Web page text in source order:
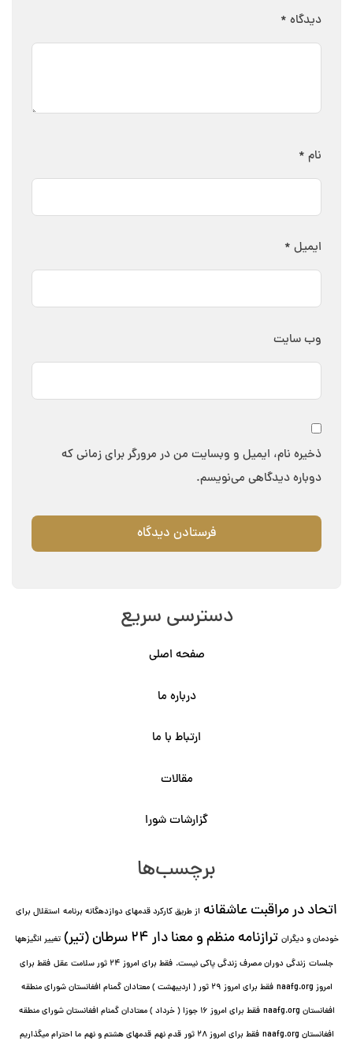
دیدگاه *
نام *
ایمیل *
وب‌ سایت
ذخیره نام، ایمیل و وبسایت من در مرورگر برای زمانی که
دوباره دیدگاهی می‌نویسم.
دسترسی سریع
صفحه اصلی
درباره ما
ارتباط با ما
مقالات
گزارشات شورا
برچسب‌ها
اتحاد در مراقبت عاشقانه از طریق کارکرد قدمهای دوازده⁯گانه برنامه استقلال برای
خودمان و دیگران ترازنامه منظم و معنا دار ٢۴ سرطان (تیر)
تغییر انگیزه⁯ها
جلسات زندگی دوران مصرف زندگی پاکی نیست. فقط برای امروز 24 ثور سلامت عقل
فقط برای
امروز naafg.org
فقط برای امروز ٢٩ ثور ( اردیبهشت ) معتادان گمنام افغانستان شورای منطقه
افغانستان naafg.org
فقط برای امروز ۱۶ جوزا ( خرداد ) معتادان گمنام افغانستان شورای منطقه
افغانستان naafg.org
فقط برای امروز ۲۸ ثور قدم نهم قدمهای هشتم و نهم ما احترام میگذاریم